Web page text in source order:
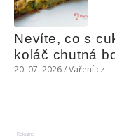
Nevíte, co s
koláč chutná
20. 07. 2026 / Vaření.cz
Reklama